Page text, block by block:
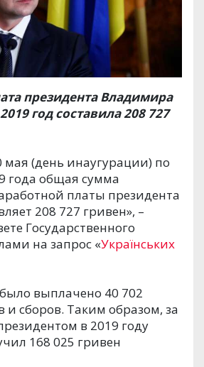
президента Владимира
год составила 208 727
мая (день инаугурации) по
года общая сумма
платы президента
208 727 гривен», –
Государственного
на запрос «Українських
выплачено 40 702
и сборов. Таким образом, за
в 2019 году
168 025 гривен